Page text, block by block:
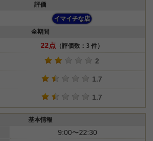
評価
イマイチな店
全期間
22点 （評価数：3 件）
2
1.7
1.7
基本情報
9:00〜22:30